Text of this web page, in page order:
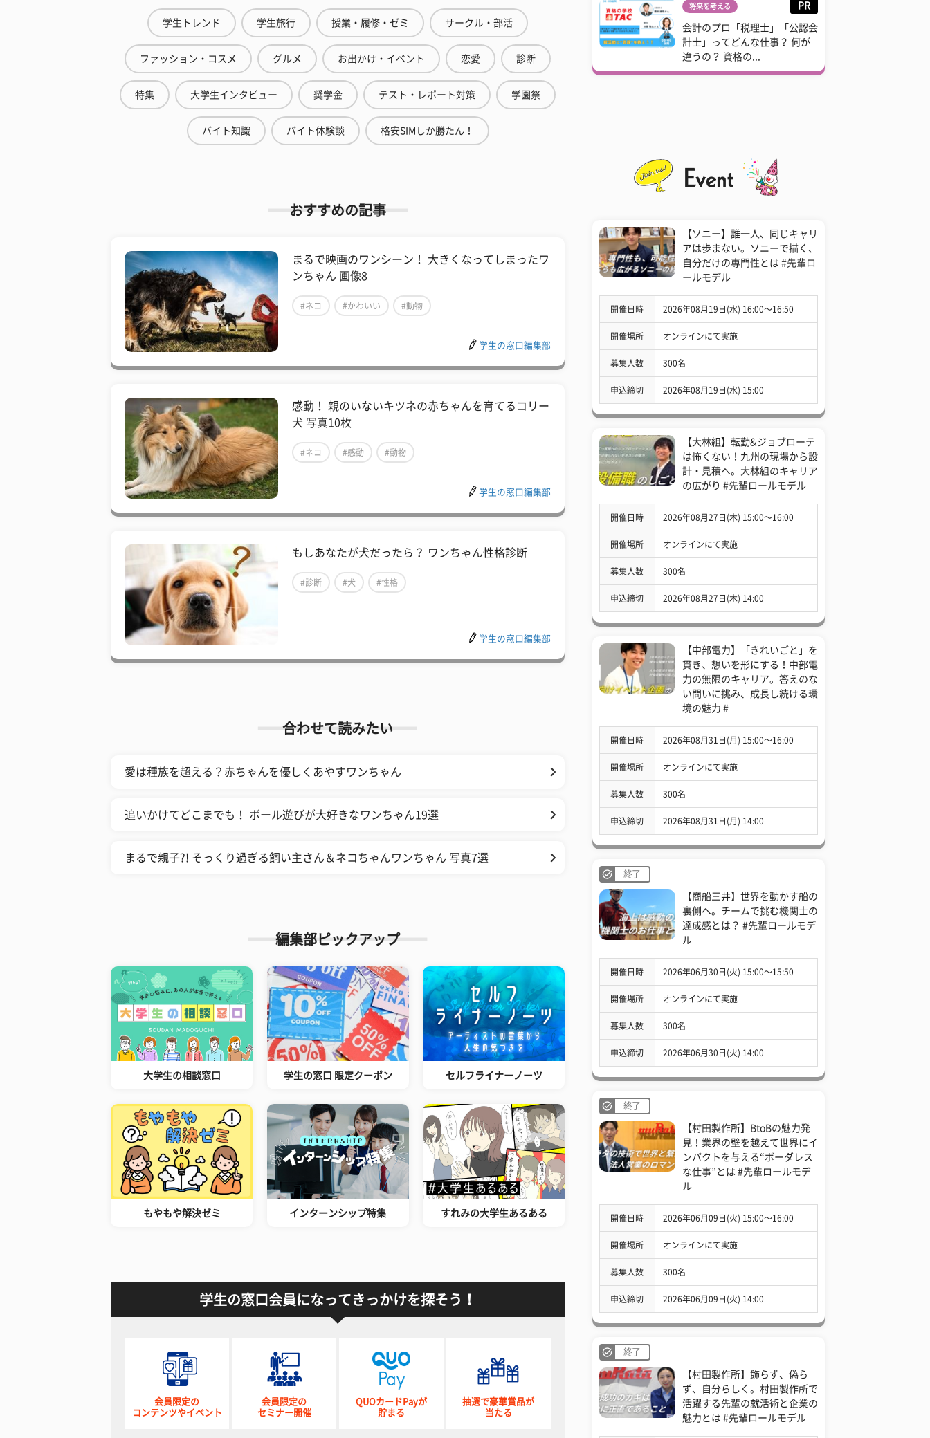
学生トレンド 学生旅行 授業・履修・ゼミ サークル・部活
ファッション・コスメ グルメ お出かけ・イベント 恋愛 診断
特集 大学生インタビュー 奨学金 テスト・レポート対策 学園祭
バイト知識 バイト体験談 格安SIMしか勝たん！
おすすめの記事
まるで映画のワンシーン！ 大きくなってしまったワ
ンちゃん 画像8
#ネコ #かわいい #動物
学生の窓口編集部
感動！ 親のいないキツネの赤ちゃんを育てるコリー
犬 写真10枚
#ネコ #感動 #動物
学生の窓口編集部
もしあなたが犬だったら？ ワンちゃん性格診断
#診断 #犬 #性格
学生の窓口編集部
合わせて読みたい
愛は種族を超える？赤ちゃんを優しくあやすワンちゃん
追いかけてどこまでも！ ボール遊びが大好きなワンちゃん19選
まるで親子?! そっくり過ぎる飼い主さん＆ネコちゃんワンちゃん 写真7選
編集部ピックアップ
大学生の相談窓口 学生の窓口 限定クーポン セルフライナーノーツ
もやもや解決ゼミ インターンシップ特集 すれみの大学生あるある
学生の窓口会員になってきっかけを探そう！
会員限定の
コンテンツやイベント
会員限定の
セミナー開催
QUOカードPayが
貯まる
抽選で豪華賞品が
当たる
将来を考える PR
会計のプロ「税理士」「公認会
計士」ってどんな仕事？ 何が
違うの？ 資格の...
【ソニー】誰一人、同じキャリ
アは歩まない。ソニーで描く、
自分だけの専門性とは #先輩ロ
ールモデル
開催日時 2026年08月19日(水) 16:00〜16:50
開催場所 オンラインにて実施
募集人数 300名
申込締切 2026年08月19日(水) 15:00
【大林組】転勤&ジョブローテ
は怖くない！九州の現場から設
計・見積へ。大林組のキャリア
の広がり #先輩ロールモデル
開催日時 2026年08月27日(木) 15:00〜16:00
開催場所 オンラインにて実施
募集人数 300名
申込締切 2026年08月27日(木) 14:00
【中部電力】「きれいごと」を
貫き、想いを形にする！中部電
力の無限のキャリア。答えのな
い問いに挑み、成長し続ける環
境の魅力 #
開催日時 2026年08月31日(月) 15:00〜16:00
開催場所 オンラインにて実施
募集人数 300名
申込締切 2026年08月31日(月) 14:00
終了
【商船三井】世界を動かす船の
裏側へ。チームで挑む機関士の
達成感とは？ #先輩ロールモデ
ル
開催日時 2026年06月30日(火) 15:00〜15:50
開催場所 オンラインにて実施
募集人数 300名
申込締切 2026年06月30日(火) 14:00
終了
【村田製作所】BtoBの魅力発
見！業界の壁を越えて世界にイ
ンパクトを与える“ボーダレス
な仕事”とは #先輩ロールモデ
ル
開催日時 2026年06月09日(火) 15:00〜16:00
開催場所 オンラインにて実施
募集人数 300名
申込締切 2026年06月09日(火) 14:00
終了
【村田製作所】飾らず、偽ら
ず、自分らしく。村田製作所で
活躍する先輩の就活術と企業の
魅力とは #先輩ロールモデル